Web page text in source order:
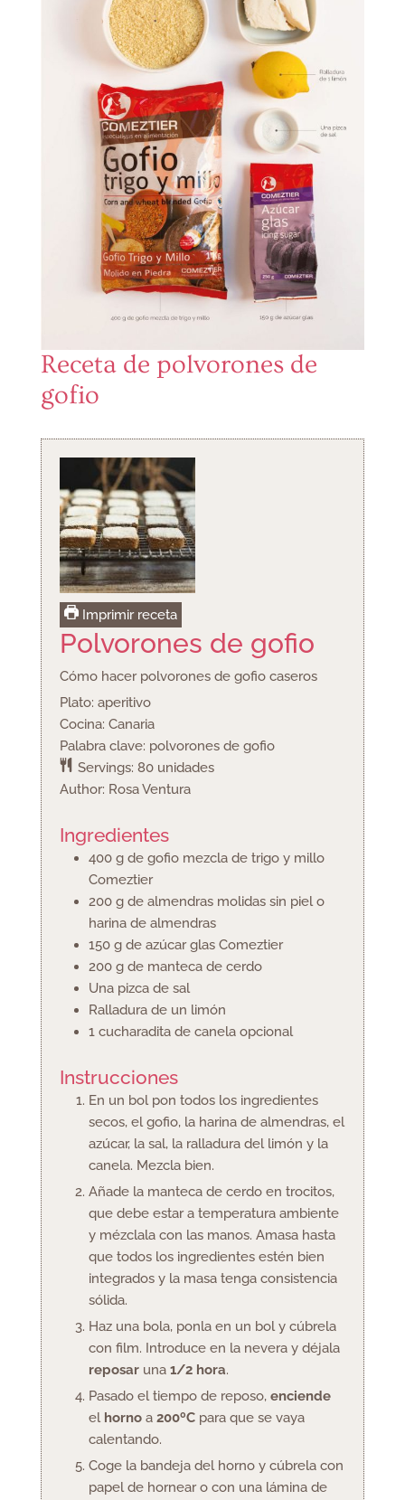
Receta de polvorones de
gofio
Imprimir receta
Polvorones de gofio
Cómo hacer polvorones de gofio caseros
Plato: aperitivo
Cocina: Canaria
Palabra clave: polvorones de gofio
Servings: 80 unidades
Author: Rosa Ventura
Ingredientes
400 g de gofio mezcla de trigo y millo
Comeztier
200 g de almendras molidas sin piel o
harina de almendras
150 g de azúcar glas Comeztier
200 g de manteca de cerdo
Una pizca de sal
Ralladura de un limón
1 cucharadita de canela opcional
Instrucciones
En un bol pon todos los ingredientes
secos, el gofio, la harina de almendras, el
azúcar, la sal, la ralladura del limón y la
canela. Mezcla bien.
Añade la manteca de cerdo en trocitos,
que debe estar a temperatura ambiente
y mézclala con las manos. Amasa hasta
que todos los ingredientes estén bien
integrados y la masa tenga consistencia
sólida.
Haz una bola, ponla en un bol y cúbrela
con film. Introduce en la nevera y déjala
reposar una 1/2 hora.
Pasado el tiempo de reposo, enciende
el horno a 200ºC para que se vaya
calentando.
Coge la bandeja del horno y cúbrela con
papel de hornear o con una lámina de